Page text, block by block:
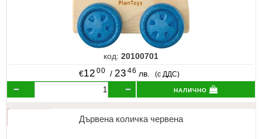
код: 20100701
€12 00 / 23 46 лв. (с ДДС)
налично
Дървена количка червена